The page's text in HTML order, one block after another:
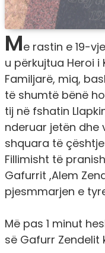
Me rastin e 19-
u përkujtua Heroi i
Familjarë, miq,
të shumtë bënë
tij në fshatin
nderuar jetën dhe
shquara të
Fillimisht të
Gafurrit ,Alem
pjesmmarjen e
Më pas 1 minut
së Gafurr Zendelit